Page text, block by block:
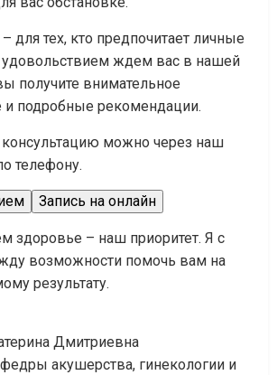
– для тех, кто предпочитает личные
удовольствием ждем вас в нашей
получите внимательное
и подробные рекомендации.
консультацию можно через наш
телефону.
Запись на онлайн
здоровье – наш приоритет. Я с
возможности помочь вам на
результату.
Дмитриевна
акушерства, гинекологии и